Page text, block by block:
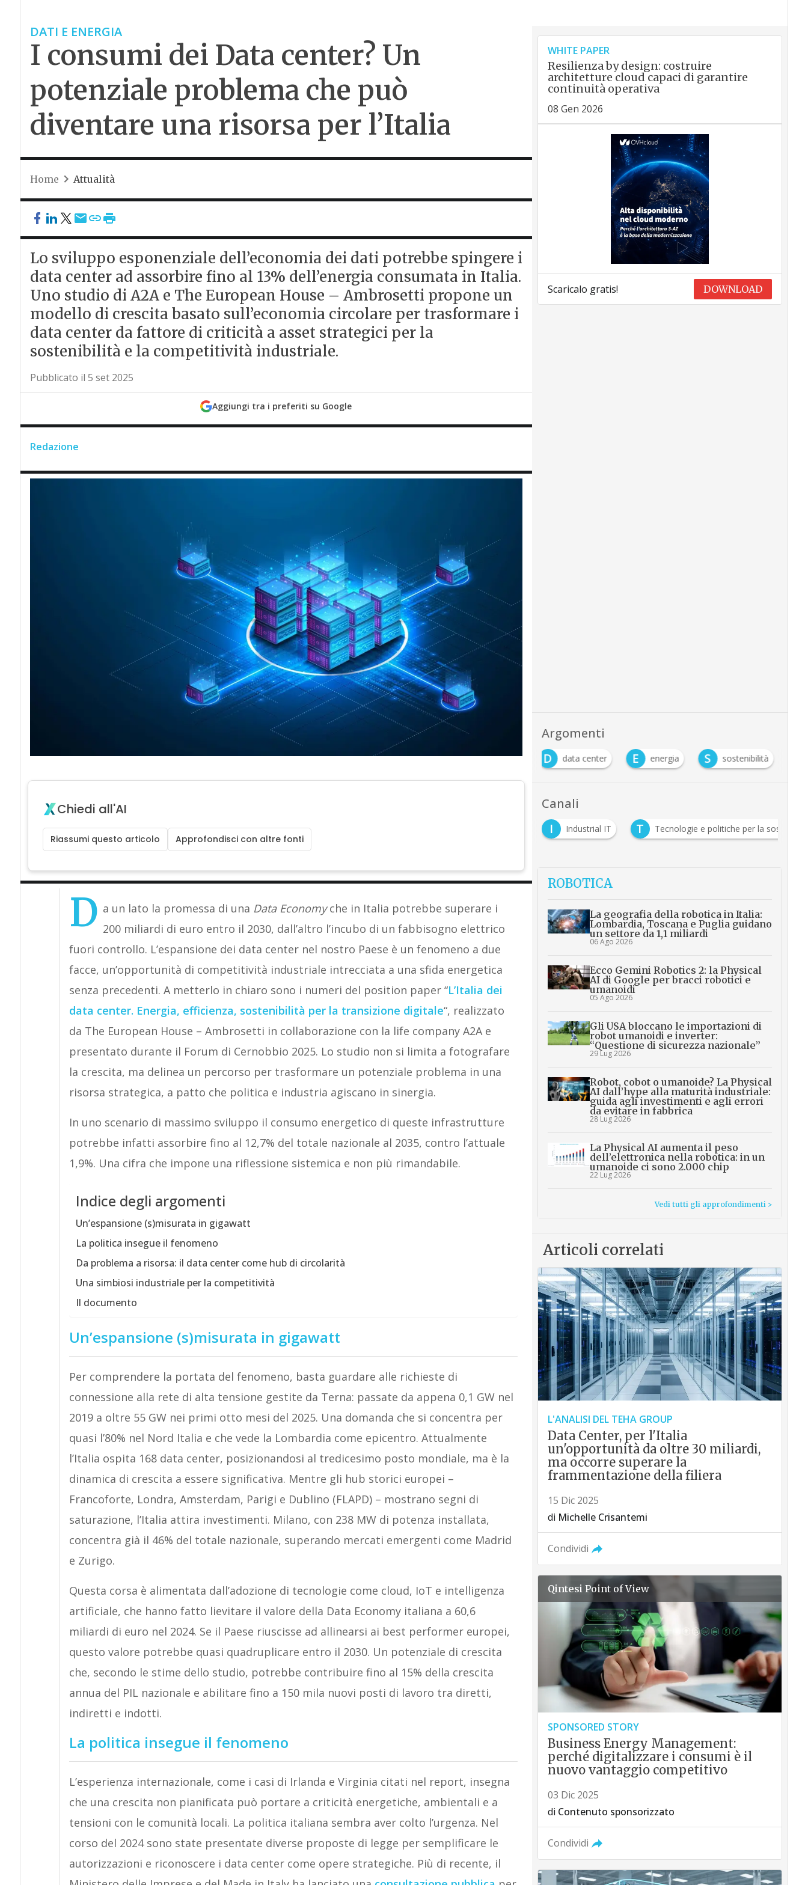
DATI E ENERGIA
I consumi dei Data center? Un
potenziale problema che può
diventare una risorsa per l’Italia
Home Attualità
Lo sviluppo esponenziale dell’economia dei dati potrebbe spingere i
data center ad assorbire fino al 13% dell’energia consumata in Italia.
Uno studio di A2A e The European House – Ambrosetti propone un
modello di crescita basato sull’economia circolare per trasformare i
data center da fattore di criticità a asset strategici per la
sostenibilità e la competitività industriale.
Pubblicato il 5 set 2025
Aggiungi tra i preferiti su Google
Redazione
Chiedi all'AI
Riassumi questo articolo Approfondisci con altre fonti
D a un lato la promessa di una Data Economyche in Italia potrebbe superare i
200 miliardi di euro entro il 2030, dall’altro l’incubo di un fabbisogno elettrico
fuori controllo. L’espansione dei data center nel nostro Paese è un fenomeno a due
facce, un’opportunità di competitività industriale intrecciata a una sfida energetica
senza precedenti. A metterlo in chiaro sono i numeri del position paper “L’Italia dei
data center. Energia, efficienza, sostenibilità per la transizione digitale“, realizzato
da The European House – Ambrosetti in collaborazione con la life company A2A e
presentato durante il Forum di Cernobbio 2025. Lo studio non si limita a fotografare
la crescita, ma delinea un percorso per trasformare un potenziale problema in una
risorsa strategica, a patto che politica e industria agiscano in sinergia.
In uno scenario di massimo sviluppo il consumo energetico di queste infrastrutture
potrebbe infatti assorbire fino al 12,7% del totale nazionale al 2035, contro l’attuale
1,9%. Una cifra che impone una riflessione sistemica e non più rimandabile.
Indice degli argomenti
Un’espansione (s)misurata in gigawatt
La politica insegue il fenomeno
Da problema a risorsa: il data center come hub di circolarità
Una simbiosi industriale per la competitività
Il documento
Un’espansione (s)misurata in gigawatt
Per comprendere la portata del fenomeno, basta guardare alle richieste di
connessione alla rete di alta tensione gestite da Terna: passate da appena 0,1 GW nel
2019 a oltre 55 GW nei primi otto mesi del 2025. Una domanda che si concentra per
quasi l’80% nel Nord Italia e che vede la Lombardia come epicentro. Attualmente
l’Italia ospita 168 data center, posizionandosi al tredicesimo posto mondiale, ma è la
dinamica di crescita a essere significativa. Mentre gli hub storici europei –
Francoforte, Londra, Amsterdam, Parigi e Dublino (FLAPD) – mostrano segni di
saturazione, l’Italia attira investimenti. Milano, con 238 MW di potenza installata,
concentra già il 46% del totale nazionale, superando mercati emergenti come Madrid
e Zurigo.
Questa corsa è alimentata dall’adozione di tecnologie come cloud, IoT e intelligenza
artificiale, che hanno fatto lievitare il valore della Data Economy italiana a 60,6
miliardi di euro nel 2024. Se il Paese riuscisse ad allinearsi ai best performer europei,
questo valore potrebbe quasi quadruplicare entro il 2030. Un potenziale di crescita
che, secondo le stime dello studio, potrebbe contribuire fino al 15% della crescita
annua del PIL nazionale e abilitare fino a 150 mila nuovi posti di lavoro tra diretti,
indiretti e indotti.
La politica insegue il fenomeno
L’esperienza internazionale, come i casi di Irlanda e Virginia citati nel report, insegna
che una crescita non pianificata può portare a criticità energetiche, ambientali e a
tensioni con le comunità locali. La politica italiana sembra aver colto l’urgenza. Nel
corso del 2024 sono state presentate diverse proposte di legge per semplificare le
autorizzazioni e riconoscere i data center come opere strategiche. Più di recente, il
WHITE PAPER
Resilienza by design: costruire
architetture cloud capaci di garantire
continuità operativa
08 Gen 2026
Scaricalo gratis! DOWNLOAD
Argomenti
D
data center E energia S sostenibilità
Canali
I Industrial IT T Tecnologie e politiche per la
ROBOTICA
La geografia della robotica in Italia:
Lombardia, Toscana e Puglia guidano
un settore da 1,1 miliardi
06 Ago 2026
Ecco Gemini Robotics 2: la Physical
AI di Google per bracci robotici e
umanoidi
05 Ago 2026
Gli USA bloccano le importazioni di
robot umanoidi e inverter:
“Questione di sicurezza nazionale”
29 Lug 2026
Robot, cobot o umanoide? La Physical
AI dall’hype alla maturità industriale:
guida agli investimenti e agli errori
da evitare in fabbrica
28 Lug 2026
La Physical AI aumenta il peso
dell’elettronica nella robotica: in un
umanoide ci sono 2.000 chip
22 Lug 2026
Vedi tutti gli approfondimenti >
Articoli correlati
L'ANALISI DEL TEHA GROUP
Data Center, per l'Italia
un'opportunità da oltre 30 miliardi,
ma occorre superare la
frammentazione della filiera
15 Dic 2025
di Michelle Crisantemi
Condividi
QintesiPoint of View
SPONSORED STORY
Business Energy Management:
perché digitalizzare i consumi è il
nuovo vantaggio competitivo
03 Dic 2025
di Contenuto sponsorizzato
Condividi